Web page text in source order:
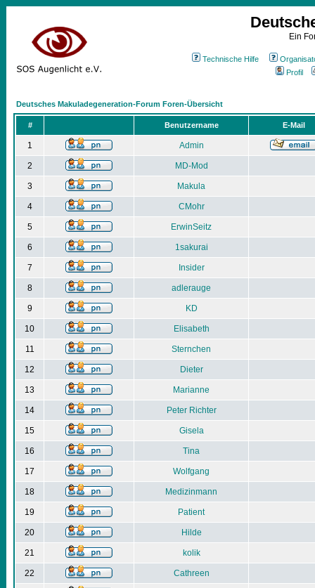
Ein
Technische Hilfe
Profil
Deutsches Makuladegeneration-Forum Foren-Übersicht
# Benutzername E-Mail
1 Admin
2 MD-Mod
3 Makula
4 CMohr
5 ErwinSeitz
6 1sakurai
7 Insider
8 adlerauge
9 KD
10 Elisabeth
11 Sternchen
12 Dieter
13 Marianne
14 Peter Richter
15 Gisela
16 Tina
17 Wolfgang
18 Medizinmann
19 Patient
20 Hilde
21 kolik
22 Cathreen